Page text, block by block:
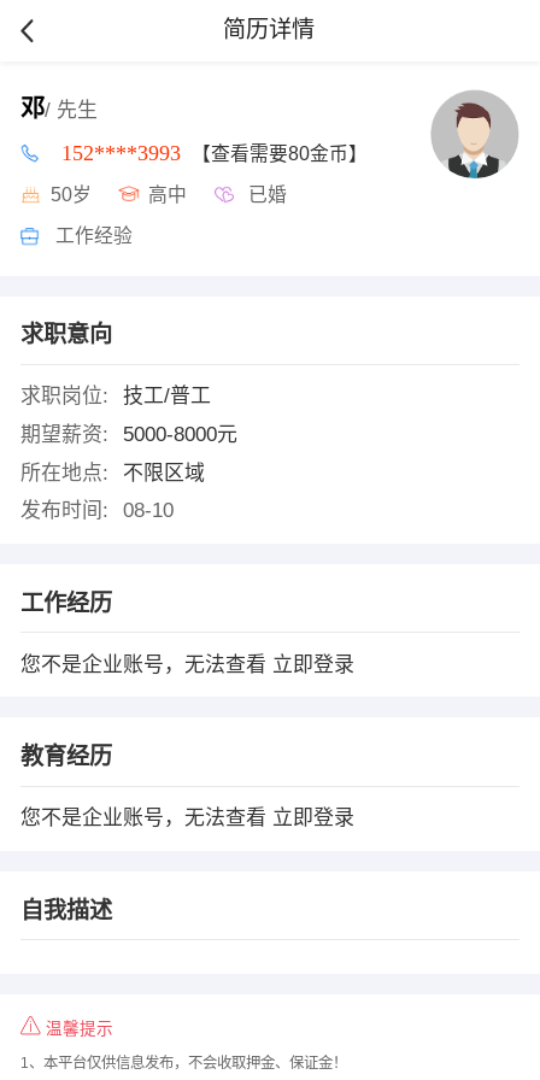
简历详情
邓/ 先生
152****3993 【查看需要80金币】
50岁 高中 已婚
工作经验
求职意向
求职岗位:
技工/普工
期望薪资:
5000-8000元
所在地点:
不限区域
发布时间:
08-10
工作经历
您不是企业账号，无法查看 立即登录
教育经历
您不是企业账号，无法查看 立即登录
自我描述
温馨提示
1、本平台仅供信息发布，不会收取押金、保证金！